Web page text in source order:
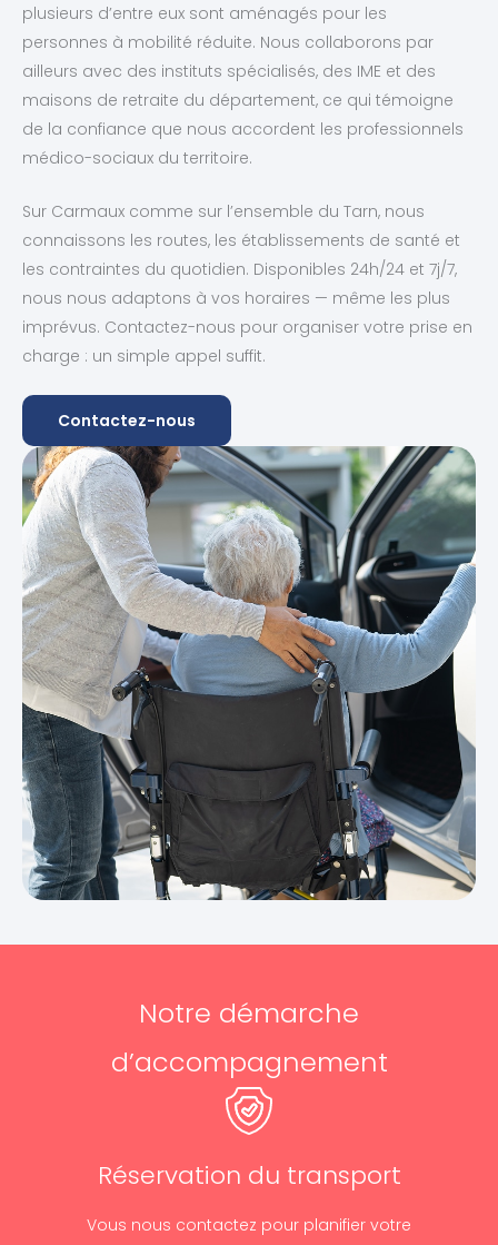
plusieurs d’entre eux sont aménagés pour les
personnes à mobilité réduite. Nous collaborons par
ailleurs avec des instituts spécialisés, des IME et des
maisons de retraite du département, ce qui témoigne
de la confiance que nous accordent les professionnels
médico-sociaux du territoire.
Sur Carmaux comme sur l’ensemble du Tarn, nous
connaissons les routes, les établissements de santé et
les contraintes du quotidien. Disponibles 24h/24 et 7j/7,
nous nous adaptons à vos horaires — même les plus
imprévus. Contactez-nous pour organiser votre prise en
charge : un simple appel suffit.
Contactez-nous
Notre démarche
d’accompagnement
Réservation du transport
Vous nous contactez pour planifier votre